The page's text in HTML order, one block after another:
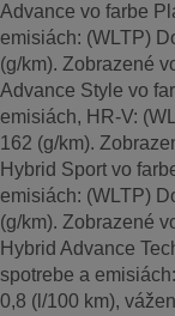
Advance vo farbe
emisiách: (WLTP)
(g/km). Zobrazené
Advance Style vo
emisiách, HR-V:
162 (g/km).
Hybrid Sport vo
emisiách: (WLTP)
(g/km). Zobrazené
Hybrid Advance
spotrebe a
0,8 (l/100 km),